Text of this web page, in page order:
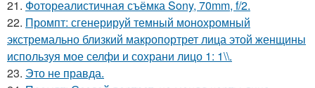
21. Фотореалистичная съёмка Sony, 70mm, f/2.
22. Промпт: сгенерируй темный монохромный
экстремально близкий макропортрет лица этой женщины
используя мое селфи и сохрани лицо 1: 1\\.
23. Это не правда.